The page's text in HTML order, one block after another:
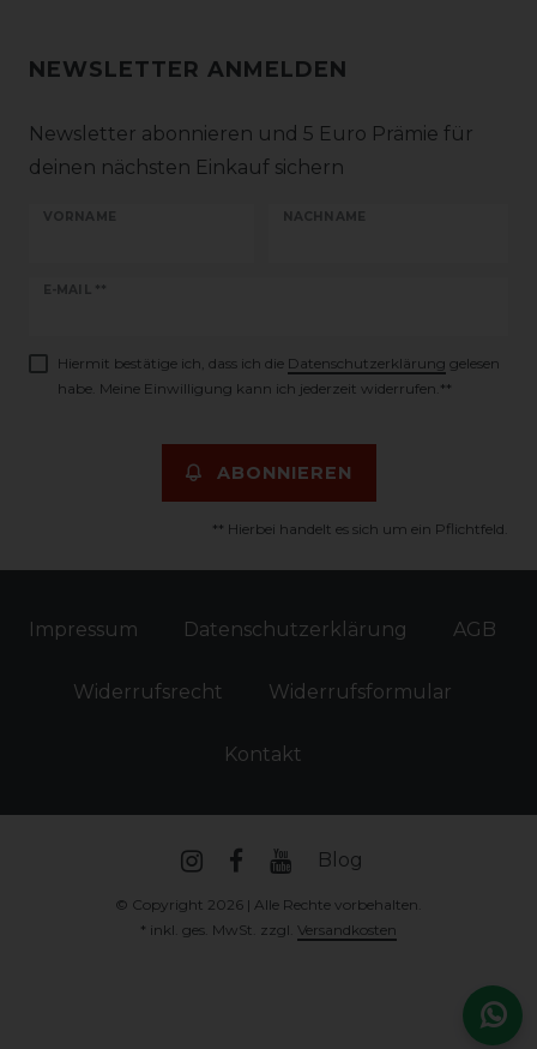
NEWSLETTER ANMELDEN
Newsletter abonnieren und 5 Euro Prämie für
deinen nächsten Einkauf sichern
VORNAME NACHNAME
E-MAIL **
Newsletter
Hiermit bestätige ich, dass ich die Daten­schutz­erklärung gelesen
habe. Meine Einwilligung kann ich jederzeit widerrufen.**
ABONNIEREN
** Hierbei handelt es sich um ein Pflichtfeld.
Impressum Daten­schutz­erklärung AGB
Widerrufs­recht Widerrufs­formular
Kontakt
Blog
© Copyright 2026 | Alle Rechte vorbehalten.
* inkl. ges. MwSt. zzgl. Versandkosten